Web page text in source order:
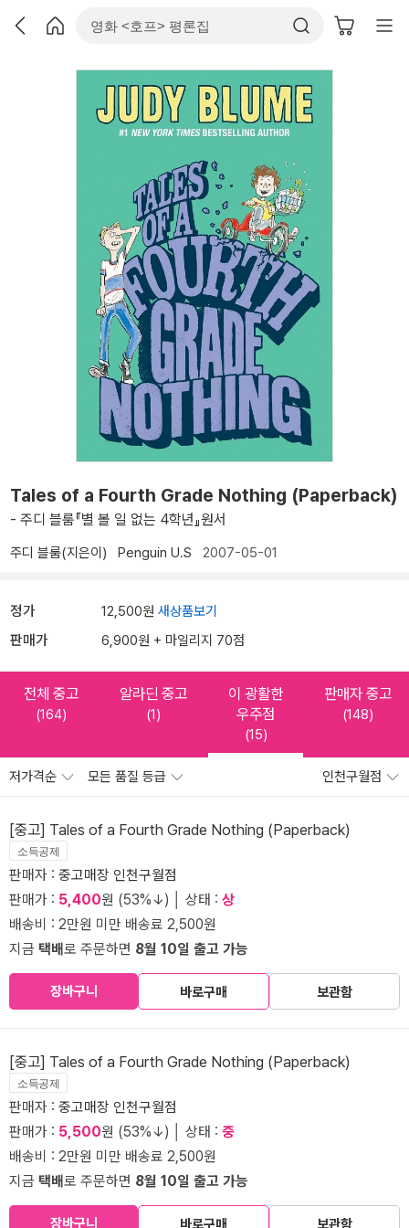
Tales of a Fourth Grade Nothing (Paperback)
- 주디 블룸『별 볼 일 없는 4학년』원서
주디 블룸(지은이) Penguin U.S 2007-05-01
정가 12,500원 새상품보기
판매가 6,900원 + 마일리지 70점
전체 중고
(164)
알라딘 중고
(1)
이 광활한
우주점
(15)
판매자 중고
(148)
저가격순 모든 품질 등급 인천구월점
[중고] Tales of a Fourth Grade Nothing (Paperback)
소득공제
판매자 : 중고매장 인천구월점
판매가 : 5,400원 (53%↓) │ 상태 : 상
배송비 : 2만원 미만 배송료 2,500원
지금 택배로 주문하면 8월 10일 출고 가능
장바구니 바로구매 보관함
[중고] Tales of a Fourth Grade Nothing (Paperback)
소득공제
판매자 : 중고매장 인천구월점
판매가 : 5,500원 (53%↓) │ 상태 : 중
배송비 : 2만원 미만 배송료 2,500원
지금 택배로 주문하면 8월 10일 출고 가능
장바구니 바로구매 보관함